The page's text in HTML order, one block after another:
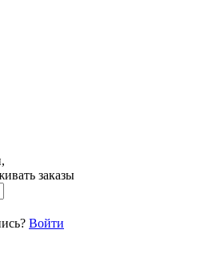
заказы
Войти